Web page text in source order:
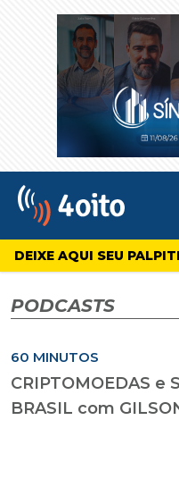
4oito
DEIXE AQUI SEU
PODCASTS
60 MINUTOS
CRIPTOMOEDAS e
BRASIL com